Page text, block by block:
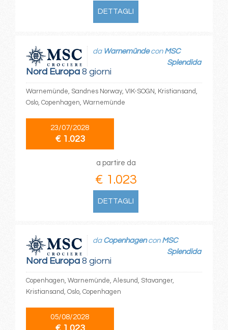
DETTAGLI
Nord Europa8 giorni
da Warnemündecon MSC
Splendida
Warnemünde, Sandnes Norway, VIK-SOGN, Kristiansand,
Oslo, Copenhagen, Warnemünde
23/07/2028
€ 1.023
a partire da
€ 1.023
DETTAGLI
Nord Europa8 giorni
da Copenhagencon MSC
Splendida
Copenhagen, Warnemünde, Alesund, Stavanger,
Kristiansand, Oslo, Copenhagen
05/08/2028